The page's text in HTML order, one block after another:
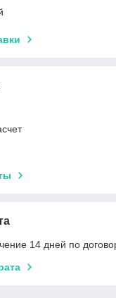
14 дней по